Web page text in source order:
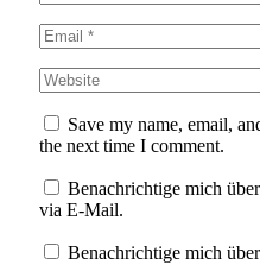
Save my name, email,
the next time I comment.
Benachrichtige mich
via E-Mail.
Benachrichtige mich